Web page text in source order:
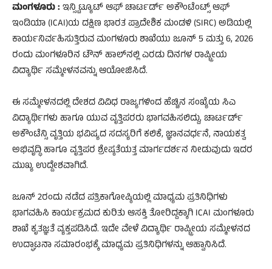
ಮಂಗಳೂರು : ಇನ್ಸ್ಟಿಟ್ಯೂಟ್ ಆಫ್ ಚಾರ್ಟರ್ಡ್ ಅಕೌಂಟೆಂಟ್ಸ್ ಆಫ್
ಇಂಡಿಯಾ (ICAI)ಯ ದಕ್ಷಿಣ ಭಾರತ ಪ್ರಾದೇಶಿಕ ಮಂಡಳಿ (SIRC) ಅಡಿಯಲ್ಲಿ
ಕಾರ್ಯನಿರ್ವಹಿಸುತ್ತಿರುವ ಮಂಗಳೂರು ಶಾಖೆಯು ಜೂನ್ 5 ಮತ್ತು 6, 2026
ರಂದು ಮಂಗಳೂರಿನ ಟೌನ್ ಹಾಲ್‌ನಲ್ಲಿ ಎರಡು ದಿನಗಳ ರಾಷ್ಟ್ರೀಯ
ವಿದ್ಯಾರ್ಥಿ ಸಮ್ಮೇಳನವನ್ನು ಆಯೋಜಿಸಿದೆ.
ಈ ಸಮ್ಮೇಳನದಲ್ಲಿ ದೇಶದ ವಿವಿಧ ರಾಜ್ಯಗಳಿಂದ ಹೆಚ್ಚಿನ ಸಂಖ್ಯೆಯ ಸಿಎ
ವಿದ್ಯಾರ್ಥಿಗಳು ಹಾಗೂ ಯುವ ವೃತ್ತಿಪರರು ಭಾಗವಹಿಸಲಿದ್ದು, ಚಾರ್ಟರ್ಡ್
ಅಕೌಂಟೆನ್ಸಿ ವೃತ್ತಿಯ ಭವಿಷ್ಯದ ಸದಸ್ಯರಿಗೆ ಕಲಿಕೆ, ಜ್ಞಾನವರ್ಧನೆ, ನಾಯಕತ್ವ
ಅಭಿವೃದ್ಧಿ ಹಾಗೂ ವೃತ್ತಿಪರ ಶ್ರೇಷ್ಠತೆಯತ್ತ ಮಾರ್ಗದರ್ಶನ ನೀಡುವುದು ಇದರ
ಮುಖ್ಯ ಉದ್ದೇಶವಾಗಿದೆ.
ಜೂನ್ 2ರಂದು ನಡೆದ ಪತ್ರಿಕಾಗೋಷ್ಠಿಯಲ್ಲಿ ಮಾಧ್ಯಮ ಪ್ರತಿನಿಧಿಗಳು
ಭಾಗವಹಿಸಿ ಕಾರ್ಯಕ್ರಮದ ಕುರಿತು ಆಸಕ್ತಿ ತೋರಿದ್ದಕ್ಕಾಗಿ ICAI ಮಂಗಳೂರು
ಶಾಖೆ ಕೃತಜ್ಞತೆ ವ್ಯಕ್ತಪಡಿಸಿದೆ. ಇದೇ ವೇಳೆ ವಿದ್ಯಾರ್ಥಿ ರಾಷ್ಟ್ರೀಯ ಸಮ್ಮೇಳನದ
ಉದ್ಘಾಟನಾ ಸಮಾರಂಭಕ್ಕೆ ಮಾಧ್ಯಮ ಪ್ರತಿನಿಧಿಗಳನ್ನು ಆಹ್ವಾನಿಸಿದೆ.